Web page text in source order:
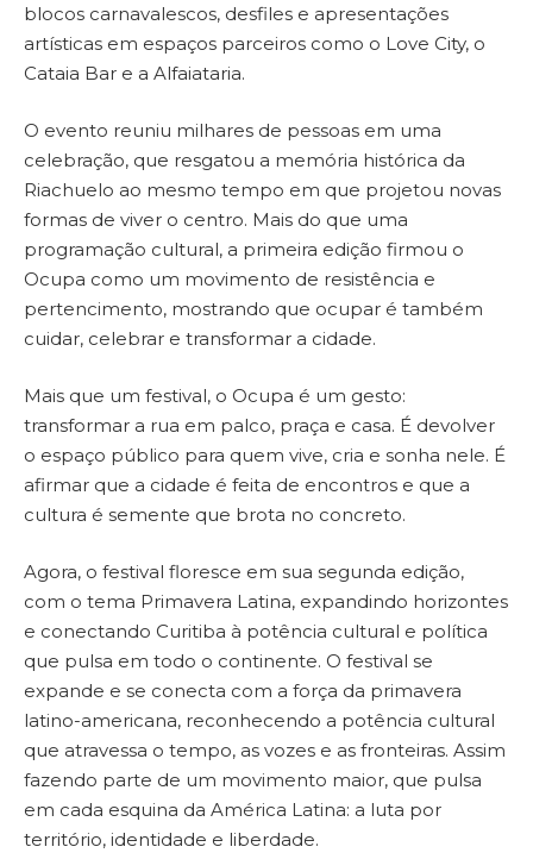
blocos carnavalescos, desfiles e apresentações
artísticas em espaços parceiros como o Love City, o
Cataia Bar e a Alfaiataria.
O evento reuniu milhares de pessoas em uma
celebração, que resgatou a memória histórica da
Riachuelo ao mesmo tempo em que projetou novas
formas de viver o centro. Mais do que uma
programação cultural, a primeira edição firmou o
Ocupa como um movimento de resistência e
pertencimento, mostrando que ocupar é também
cuidar, celebrar e transformar a cidade.
Mais que um festival, o Ocupa é um gesto:
transformar a rua em palco, praça e casa. É devolver
o espaço público para quem vive, cria e sonha nele. É
afirmar que a cidade é feita de encontros e que a
cultura é semente que brota no concreto.
Agora, o festival floresce em sua segunda edição,
com o tema Primavera Latina, expandindo horizontes
e conectando Curitiba à potência cultural e política
que pulsa em todo o continente. O festival se
expande e se conecta com a força da primavera
latino-americana, reconhecendo a potência cultural
que atravessa o tempo, as vozes e as fronteiras. Assim
fazendo parte de um movimento maior, que pulsa
em cada esquina da América Latina: a luta por
território, identidade e liberdade.